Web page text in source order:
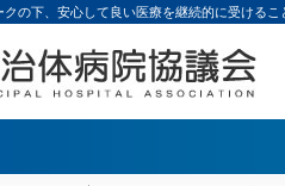
の下、安心して良い医療を継続的に受ける